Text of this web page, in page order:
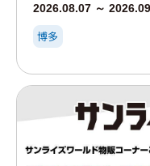
2026.08.07 ～
博多